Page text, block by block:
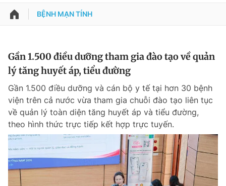
QUẢNG CÁO
Chuyên mục khác
Chào ngày mới Tin 24h
Tin thị trường Tin 360
Thông tin tài khoản
Đổi mật khẩu
Tin đã lưu
Tin đã xem
Đăng xuất
BỆNH MẠN TÍNH
Gần 1.500 điều dưỡng tham gia đào tạo về quản
lý tăng huyết áp, tiểu đường
Gần 1.500 điều dưỡng và cán bộ y tế tại hơn 30 bệnh
viện trên cả nước vừa tham gia chuỗi đào tạo liên tục
về quản lý toàn diện tăng huyết áp và tiểu đường,
theo hình thức trực tiếp kết hợp trực tuyến.